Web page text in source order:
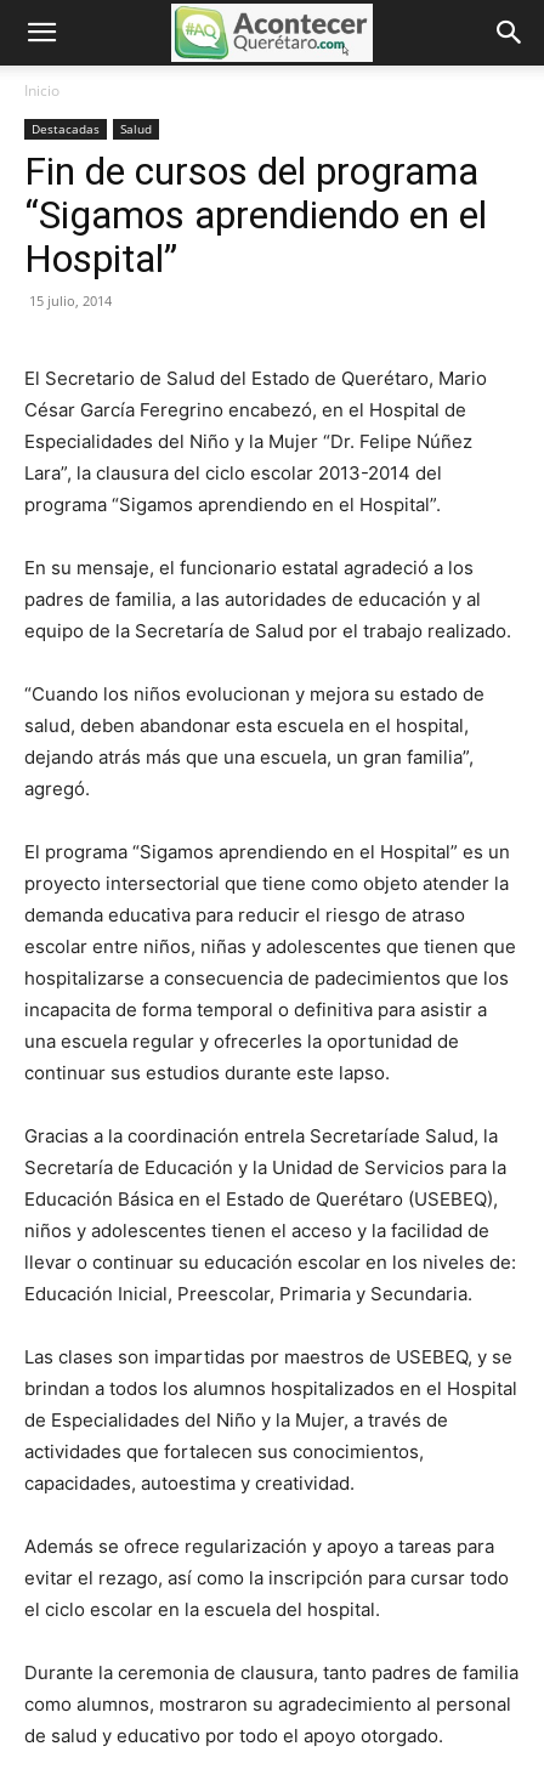
Inicio
Destacadas Salud
Fin de cursos del programa
“Sigamos aprendiendo en el
Hospital”
15 julio, 2014
El Secretario de Salud del Estado de Querétaro, Mario
César García Feregrino encabezó, en el Hospital de
Especialidades del Niño y la Mujer “Dr. Felipe Núñez
Lara”, la clausura del ciclo escolar 2013-2014 del
programa “Sigamos aprendiendo en el Hospital”.
En su mensaje, el funcionario estatal agradeció a los
padres de familia, a las autoridades de educación y al
equipo de la Secretaría de Salud por el trabajo realizado.
“Cuando los niños evolucionan y mejora su estado de
salud, deben abandonar esta escuela en el hospital,
dejando atrás más que una escuela, un gran familia”,
agregó.
El programa “Sigamos aprendiendo en el Hospital” es un
proyecto intersectorial que tiene como objeto atender la
demanda educativa para reducir el riesgo de atraso
escolar entre niños, niñas y adolescentes que tienen que
hospitalizarse a consecuencia de padecimientos que los
incapacita de forma temporal o definitiva para asistir a
una escuela regular y ofrecerles la oportunidad de
continuar sus estudios durante este lapso.
Gracias a la coordinación entrela Secretaríade Salud, la
Secretaría de Educación y la Unidad de Servicios para la
Educación Básica en el Estado de Querétaro (USEBEQ),
niños y adolescentes tienen el acceso y la facilidad de
llevar o continuar su educación escolar en los niveles de:
Educación Inicial, Preescolar, Primaria y Secundaria.
Las clases son impartidas por maestros de USEBEQ, y se
brindan a todos los alumnos hospitalizados en el Hospital
de Especialidades del Niño y la Mujer, a través de
actividades que fortalecen sus conocimientos,
capacidades, autoestima y creatividad.
Además se ofrece regularización y apoyo a tareas para
evitar el rezago, así como la inscripción para cursar todo
el ciclo escolar en la escuela del hospital.
Durante la ceremonia de clausura, tanto padres de familia
como alumnos, mostraron su agradecimiento al personal
de salud y educativo por todo el apoyo otorgado.